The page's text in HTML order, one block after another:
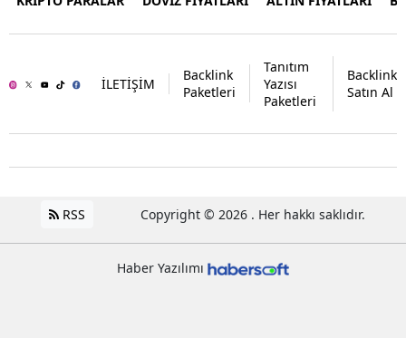
İLETİŞİM
Backlink
Paketleri
Tanıtım
Yazısı
Paketleri
Backlink
Satın Al
RSS Copyright © 2026 . Her hakkı saklıdır.
Haber Yazılımı